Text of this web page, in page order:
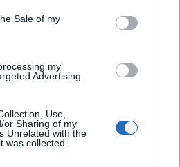
Sale of my
my
Advertising.
Use,
or Sharing of my
Unrelated with the
was collected.